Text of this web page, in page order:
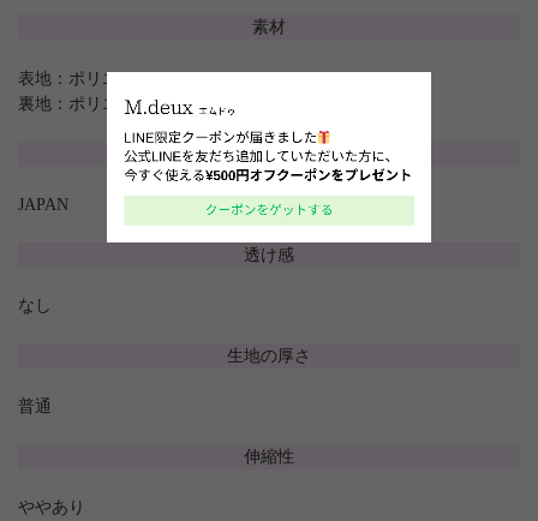
素材
表地：ポリエステル100%
裏地：ポリエステル100%
原産国
JAPAN
透け感
なし
生地の厚さ
普通
伸縮性
ややあり